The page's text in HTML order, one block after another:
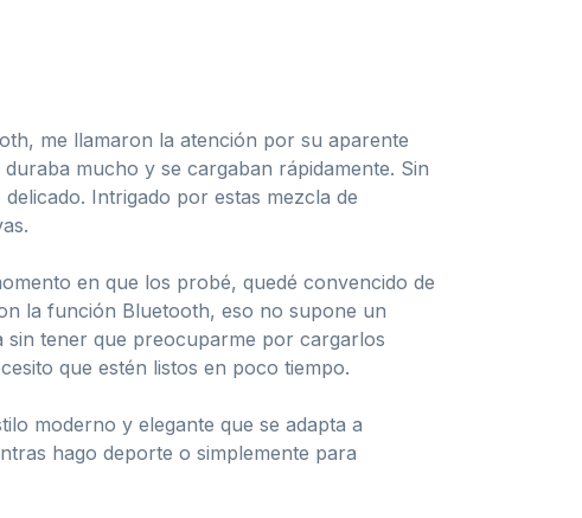
me llamaron la atención por su aparente
mucho y se cargaban rápidamente. Sin
Intrigado por estas mezcla de
en que los probé, quedé convencido de
la función Bluetooth, eso no supone un
sin tener que preocuparme por cargarlos
que estén listos en poco tiempo.
moderno y elegante que se adapta a
hago deporte o simplemente para